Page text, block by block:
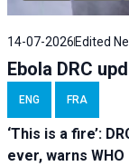
14-07-2026 Edited
Ebola DRC
ENG FRA
‘This is a fire’:
ever, warns WHO